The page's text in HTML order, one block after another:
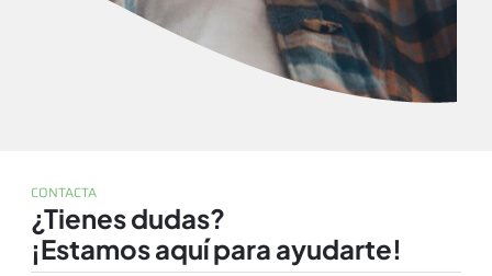
CONTACTA
¿Tienes dudas?
¡Estamos aquí para ayudarte!